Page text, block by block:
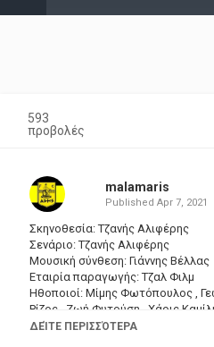
593
προβολές
malamaris
Published Apr 7, 2021
Σκηνοθεσία: Τζανής Αλιφέρης
Σενάριο: Τζανής Αλιφέρης
Μουσική σύνθεση: Γιάννης Βέλλας
Εταιρία παραγωγής: Τζαλ Φιλμ
Ηθοποιοί: Μίμης Φωτόπουλος ,
Ρίζος , Ζωή Φυτούση , Χάρις
Μίμης Θειόπουλος , Εύα
ΔΕΊΤΕ ΠΕΡΙΣΣΌΤΕΡΑ